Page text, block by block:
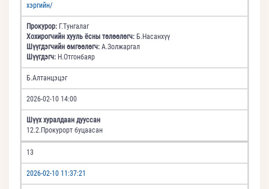
хэргийн/
Прокурор: Г.Тунгалаг
Хохирогчийн хууль ёсны төлөөлөгч: Б.Насанхүү
Шүүгдэгчийн өмгөөлөгч: А.Золжаргал
Шүүгдэгч: Н.Отгонбаяр
Б.Алтанцэцэг
2026-02-10 14:00
Шүүх хуралдаан дууссан
12.2.Прокурорт буцаасан
13
2026-02-10 11:37:21